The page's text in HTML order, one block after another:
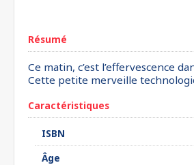
Résumé
Ce matin, c’est l’effervescence
Cette petite merveille
Caractéristiques
ISBN
Âge